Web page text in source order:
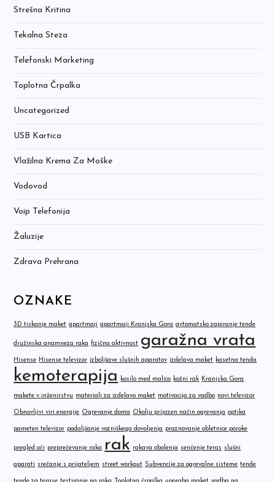
Strešna Kritina
Tekalna Steza
Telefonski Marketing
Toplotna Črpalka
Uncategorized
USB Kartica
Vlažilna Krema Za Moške
Vodovod
Voip Telefonija
Žaluzije
Zdrava Prehrana
OZNAKE
3D tiskanje maket apartmaji apartmaji Kranjska Gora avtomatsko zapiranje tende
družinska anamneza raka fizična aktivnost garažna vrata
Hisense Hisense televizor izboljšave slušnih aparatov izdelava maket kasetna tenda
kemoterapija kosilo med malico kožni rak Kranjska Gora
makete v inženirstvu materiali za izdelavo maket motivacija za vadbo novi televizor
Obnovljivi viri energije Ogrevanje doma Okolju prijazen način ogrevanja optika
pameten televizor podaljšanje vozniškega dovoljenja praznovanje obletnice poroke
pregled oči preprečevanje raka rak rakava obolenja senčenje teras slušni
aparati srečanje s prijateljem street workout Subvencije za ogrevalne sisteme tende